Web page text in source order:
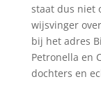
staat dus niet
wijsvinger
bij het adres
Petronella en
dochters en